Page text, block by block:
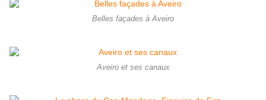
Belles façades à Aveiro
Aveiro et ses canaux